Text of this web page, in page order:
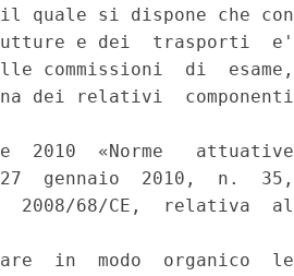
quale si dispone che con
e dei  trasporti  e'
commissioni  di  esame,
dei relativi  componenti
2010  «Norme   attuative
gennaio  2010,  n.  35,
2008/68/CE,  relativa  al
in  modo  organico  le